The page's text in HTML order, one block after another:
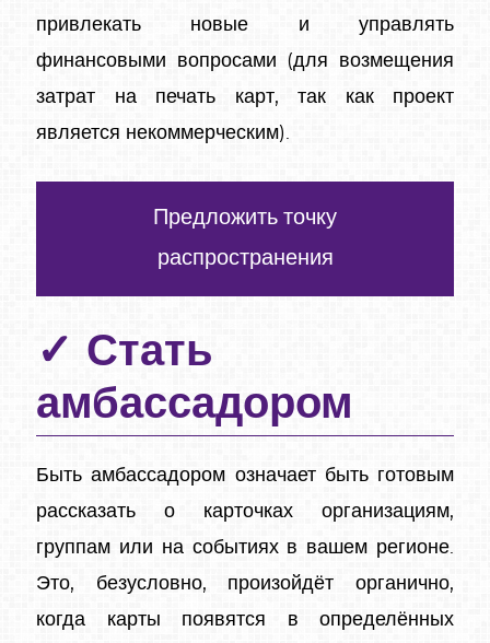
привлекать новые и управлять
финансовыми вопросами (для возмещения
затрат на печать карт, так как проект
является некоммерческим).
Предложить точку
распространения
Стать
амбассадором
Быть амбассадором означает быть готовым
рассказать о карточках организациям,
группам или на событиях в вашем регионе.
Это, безусловно, произойдёт органично,
когда карты появятся в определённых